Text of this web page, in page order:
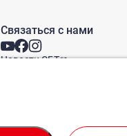
Связаться с нами
Новости СБТ